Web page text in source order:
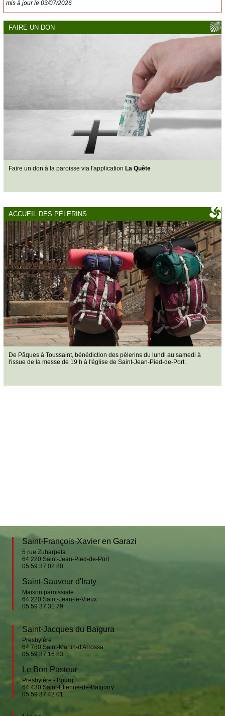
CONTACT
mis à jour le 03/07/2026
FAIRE UN DON
Faire un don à la paroisse via l'application La Quête
ACCUEIL DES PÈLERINS
De Pâques à Toussaint, bénédiction des pèlerins du lundi au samedi à
l'issue de la messe de 19 h à l'église de Saint-Jean-Pied-de-Port.
Saint-François-Xavier en Garazi
5 rue Zuharpeta
64 220 Saint-Jean-Pied-de-Port
05 59 37 02 80
Saint-Sauveur d'Iraty
Maison paroissiale
64 220 Saint-Jean-le-Vieux
05 59 37 31 79
Saint-Jacques du Baïgura
Presbytère
64 780 Saint-Martin-d'Arrossa
05 59 37 16 83
Le Bon Pasteur
Presbytère - Bourg
64 430 Saint-Étienne-de-Baïgorry
05 59 37 42 01